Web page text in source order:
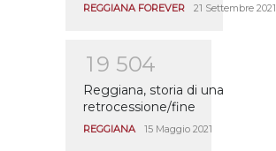
REGGIANA FOREVER 21 Settembre 2021
1 9 504
Reggiana, storia di una
retrocessione/fine
REGGIANA 15 Maggio 2021